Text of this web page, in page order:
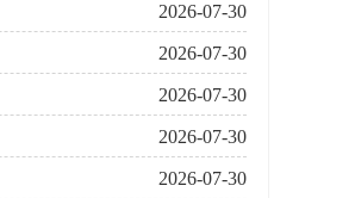
2026-07-30
2026-07-30
2026-07-30
2026-07-30
2026-07-30